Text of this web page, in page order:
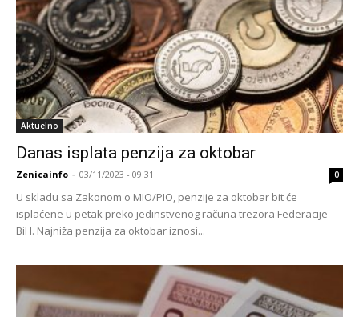
Aktuelno
Danas isplata penzija za oktobar
Zenicainfo - 03/11/2023 - 09:31 0
U skladu sa Zakonom o MIO/PIO, penzije za oktobar bit će
isplaćene u petak preko jedinstvenog računa trezora Federacije
BiH. Najniža penzija za oktobar iznosi...